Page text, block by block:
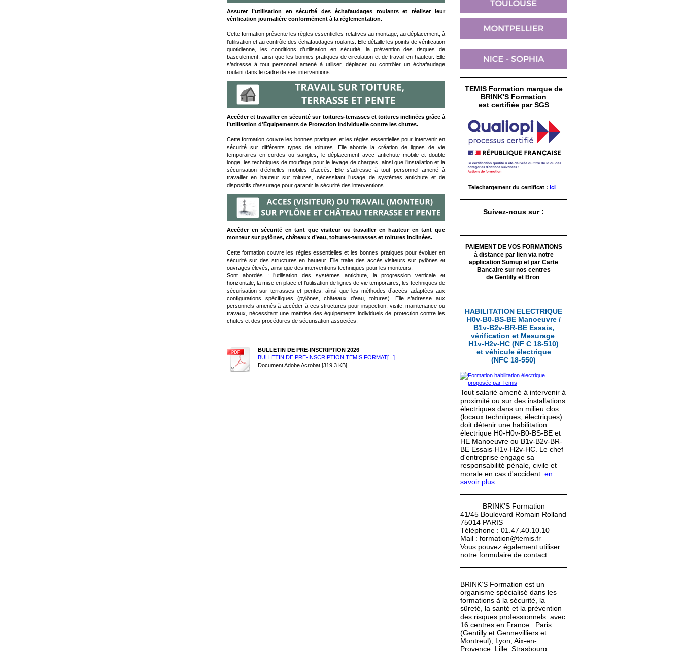
Assurer l’utilisation en sécurité des échafaudages roulants et réaliser leur
vérification journalière conformément à la réglementation.
Cette formation présente les règles essentielles relatives au montage, au déplacement, à
l’utilisation et au contrôle des échafaudages roulants. Elle détaille les points de vérification
quotidienne, les conditions d’utilisation en sécurité, la prévention des risques de
basculement, ainsi que les bonnes pratiques de circulation et de travail en hauteur. Elle
s’adresse à tout personnel amené à utiliser, déplacer ou contrôler un échafaudage
roulant dans le cadre de ses interventions.
Accéder et travailler en sécurité sur toitures‑terrasses et toitures inclinées grâce à
l’utilisation d’Équipements de Protection Individuelle contre les chutes.
Cette formation couvre les bonnes pratiques et les règles essentielles pour intervenir en
sécurité sur différents types de toitures. Elle aborde la création de lignes de vie
temporaires en cordes ou sangles, le déplacement avec antichute mobile et double
longe, les techniques de mouflage pour le levage de charges, ainsi que l’installation et la
sécurisation d’échelles mobiles d’accès. Elle s’adresse à tout personnel amené à
travailler en hauteur sur toitures, nécessitant l’usage de systèmes antichute et de
dispositifs d’assurage pour garantir la sécurité des interventions.
Accéder en sécurité en tant que visiteur ou travailler en hauteur en tant que
monteur sur pylônes, châteaux d’eau, toitures‑terrasses et toitures inclinées.
Cette formation couvre les règles essentielles et les bonnes pratiques pour évoluer en
sécurité sur des structures en hauteur. Elle traite des accès visiteurs sur pylônes et
ouvrages élevés, ainsi que des interventions techniques pour les monteurs.
Sont abordés : l’utilisation des systèmes antichute, la progression verticale et
horizontale, la mise en place et l’utilisation de lignes de vie temporaires, les techniques de
sécurisation sur terrasses et pentes, ainsi que les méthodes d’accès adaptées aux
configurations spécifiques (pylônes, châteaux d’eau, toitures). Elle s’adresse aux
personnels amenés à accéder à ces structures pour inspection, visite, maintenance ou
travaux, nécessitant une maîtrise des équipements individuels de protection contre les
chutes et des procédures de sécurisation associées.
BULLETIN DE PRE-INSCRIPTION 2026
BULLETIN DE PRE-INSCRIPTION TEMIS FORMAT[...]
Document Adobe Acrobat [319.3 KB]
TEMIS Formation marque de
BRINK'S Formation
est certifiée par SGS
Telechargement du certificat : ici
Suivez-nous sur :
PAIEMENT DE VOS FORMATIONS
à distance par lien via notre
application Sumup et par Carte
Bancaire sur nos centres
de Gentilly et Bron
HABILITATION ELECTRIQUE
H0v-B0-BS-BE Manoeuvre /
B1v-B2v-BR-BE Essais,
vérification et Mesurage
H1v-H2v-HC (NF C 18-510)
et véhicule électrique
(NFC 18-550)
Tout salarié amené à intervenir à
proximité ou sur des installations
électriques dans un milieu clos
(locaux techniques, électriques)
doit détenir une habilitation
électrique H0-H0v-B0-BS-BE et
HE Manoeuvre ou B1v-B2v-BR-
BE Essais-H1v-H2v-HC. Le chef
d'entreprise engage sa
responsabilité pénale, civile et
morale en cas d'accident. en
savoir plus
BRINK'S Formation
41/45 Boulevard Romain Rolland
75014 PARIS
Téléphone : 01.47.40.10.10
Mail : formation@temis.fr
Vous pouvez également utiliser
notre formulaire de contact
BRINK’S Formation est un
organisme spécialisé dans les
formations à la sécurité, la
sûreté, la santé et la prévention
des risques professionnels avec
16 centres en France : Paris
(Gentilly et Gennevilliers et
Montreul), Lyon, Aix-en-
Provence, Lille, Strasbourg,